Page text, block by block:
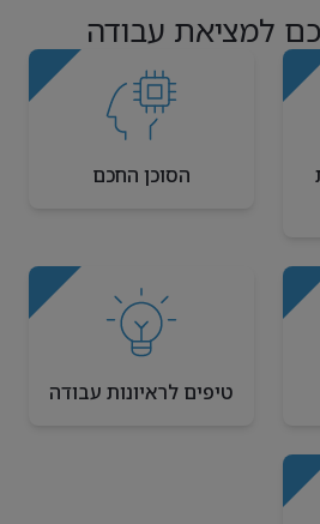
למציאת עבודה
הסוכן החכם
טיפים לראיונות עבודה